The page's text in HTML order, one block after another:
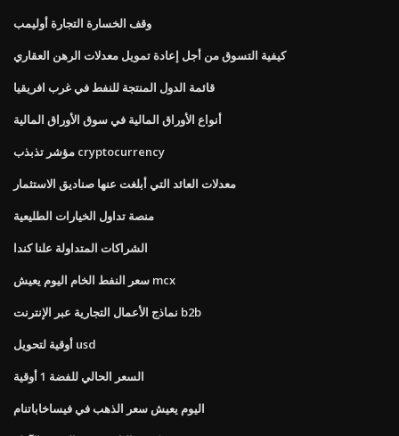
وقف الخسارة التجارة أوليمب
كيفية التسوق من أجل إعادة تمويل معدلات الرهن العقاري
قائمة الدول المنتجة للنفط في غرب افريقيا
أنواع الأوراق المالية في سوق الأوراق المالية
مؤشر تذبذب cryptocurrency
معدلات العائد التي أبلغت عنها صناديق الاستثمار
منصة تداول الخيارات الطليعية
الشراكات المتداولة علنا ​​كندا
سعر النفط الخام اليوم يعيش mcx
نماذج الأعمال التجارية عبر الإنترنت b2b
أوقية لتحويل usd
السعر الحالي للفضة 1 أوقية
اليوم يعيش سعر الذهب في فيساخاباتنام